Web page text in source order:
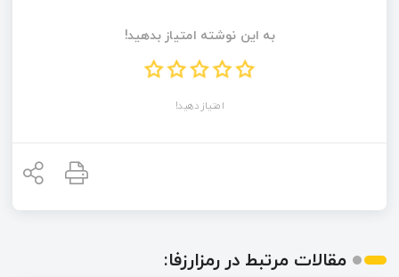
به این نوشته امتیاز بدهید!
امتیاز دهید!
مقالات مرتبط در رمزارزفا: